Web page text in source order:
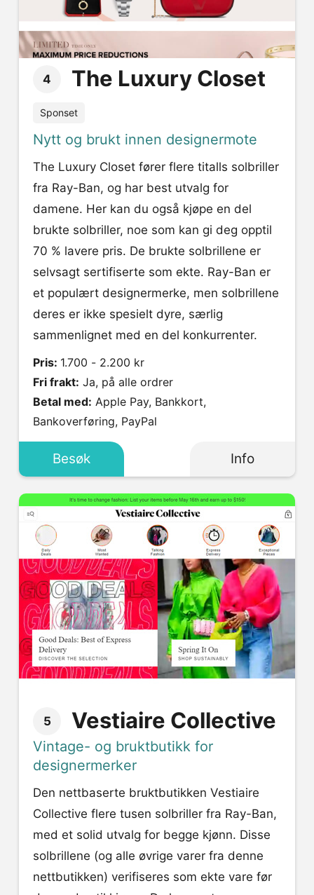
4 The Luxury Closet
Sponset
Nytt og brukt innen designermote
The Luxury Closet fører flere titalls solbriller
fra Ray-Ban, og har best utvalg for
damene. Her kan du også kjøpe en del
brukte solbriller, noe som kan gi deg opptil
70 % lavere pris. De brukte solbrillene er
selvsagt sertifiserte som ekte. Ray-Ban er
et populært designermerke, men solbrillene
deres er ikke spesielt dyre, særlig
sammenlignet med en del konkurrenter.
Pris: 1.700 - 2.200 kr
Fri frakt: Ja, på alle ordrer
Betal med:
Bankoverføring, PayPal
Besøk Info
5 Vestiaire Collective
Vintage- og bruktbutikk for
designermerker
Den nettbaserte bruktbutikken Vestiaire
Collective flere tusen solbriller fra Ray-Ban,
med et solid utvalg for begge kjønn. Disse
solbrillene (og alle øvrige varer fra denne
nettbutikken) verifiseres som ekte vare før